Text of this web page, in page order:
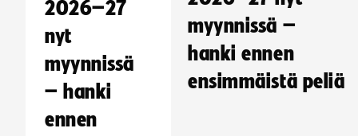
2026–27
nyt
myynnissä
– hanki
ennen
myynnissä –
hanki ennen
ensimmäistä peliä